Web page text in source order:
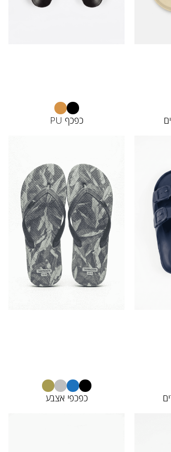
כפכף PU
כפכפי אצבע